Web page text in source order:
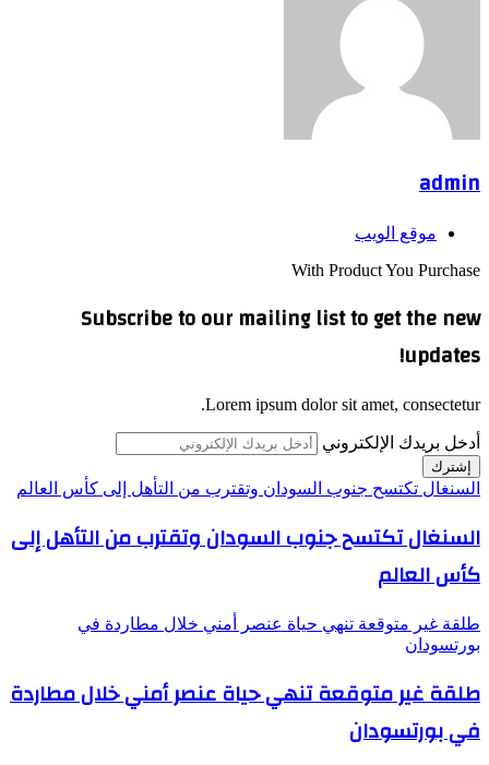
admin
موقع الويب
With Product You Purchase
Subscribe to our mailing list to get the new
updates!
Lorem ipsum dolor sit amet, consectetur.
أدخل بريدك الإلكتروني
السنغال تكتسح جنوب السودان وتقترب من التأهل إلى كأس العالم
السنغال تكتسح جنوب السودان وتقترب من التأهل إلى
كأس العالم
طلقة غير متوقعة تنهي حياة عنصر أمني خلال مطاردة في
بورتسودان
طلقة غير متوقعة تنهي حياة عنصر أمني خلال مطاردة
في بورتسودان